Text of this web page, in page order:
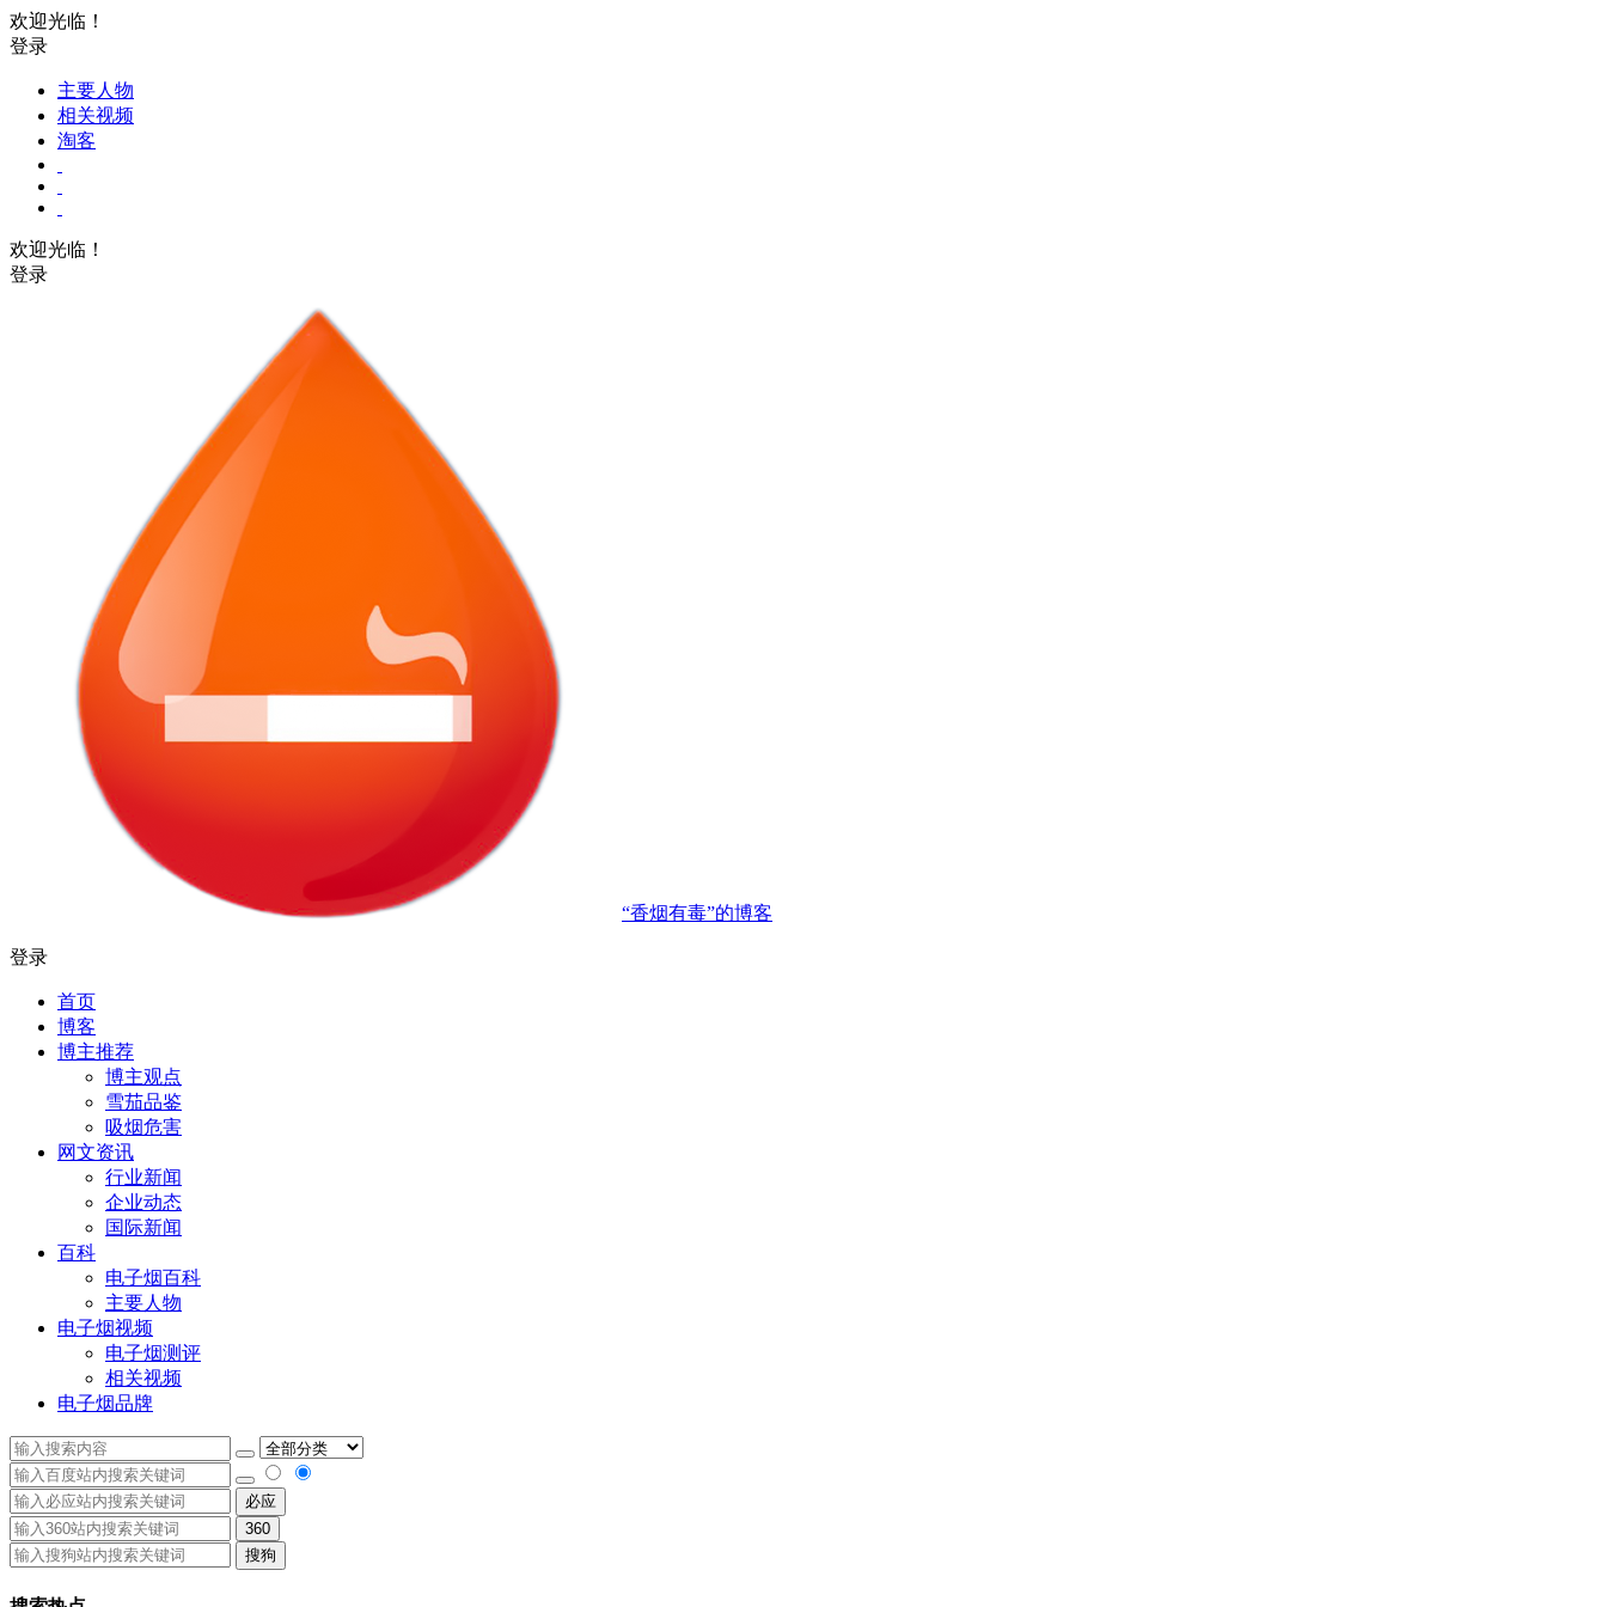
欢迎光临！
登录
主要人物
相关视频
淘客
欢迎光临！
登录
“香烟有毒”的博客
登录
首页
博客
博主推荐
博主观点
雪茄品鉴
吸烟危害
网文资讯
行业新闻
企业动态
国际新闻
百科
电子烟百科
主要人物
电子烟视频
电子烟测评
相关视频
电子烟品牌
必应
360
搜狗